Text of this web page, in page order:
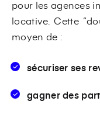
pour les agences
locative. Cette
moyen de :
sécuriser ses
gagner des